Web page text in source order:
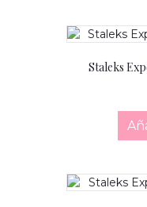
Staleks